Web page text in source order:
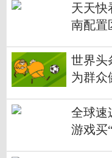
天天快
南配置
世界头
为群众
全球速
游戏买